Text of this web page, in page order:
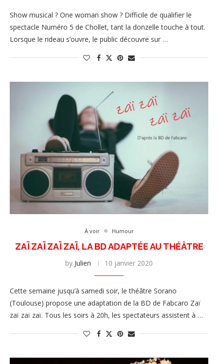
Show musical ? One woman show ? Difficile de qualifier le
spectacle Numéro 5 de Chollet, tant la donzelle touche à tout.
Lorsque le rideau s’ouvre, le public découvre sur …
À voir Humour
ZAÏ ZAÏ ZAÏ ZAÏ, LA BD ADAPTÉE AU THÉÂTRE
by Julien 10 janvier 2020
Cette semaine jusqu’à samedi soir, le théâtre Sorano
(Toulouse) propose une adaptation de la BD de Fabcaro Zaï
zaï zaï zaï. Tous les soirs à 20h, les spectateurs assistent à …